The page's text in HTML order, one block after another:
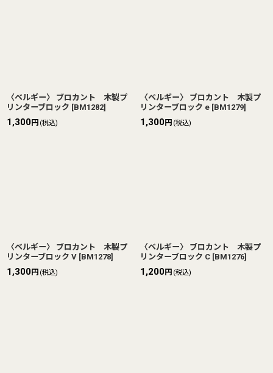
〈ベルギー〉 ブロカント 木製プ
リンターブロック [BM1282]
1,300円 (税込)
〈ベルギー〉 ブロカント 木製プ
リンターブロック e [BM1279]
1,300円 (税込)
〈ベルギー〉 ブロカント 木製プ
リンターブロック V [BM1278]
1,300円 (税込)
〈ベルギー〉 ブロカント 木製プ
リンターブロック C [BM1276]
1,200円 (税込)